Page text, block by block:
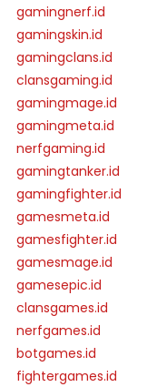
gamingnerf.id
gamingskin.id
gamingclans.id
clansgaming.id
gamingmage.id
gamingmeta.id
nerfgaming.id
gamingtanker.id
gamingfighter.id
gamesmeta.id
gamesfighter.id
gamesmage.id
gamesepic.id
clansgames.id
nerfgames.id
botgames.id
fightergames.id